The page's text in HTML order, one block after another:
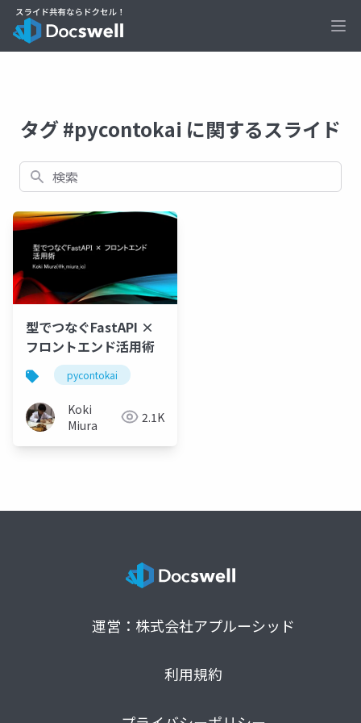
タグ #pycontokai に関するスライド
検索
型でつなぐFastAPI ×
フロントエンド活用術
pycontokai
Koki
Miura
2.1K
運営：株式会社アプルーシッド
利用規約